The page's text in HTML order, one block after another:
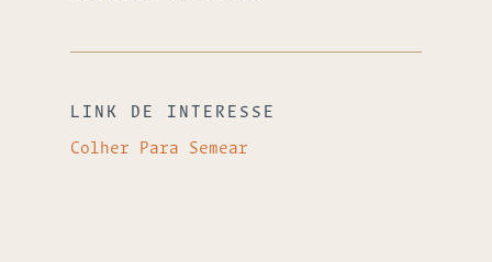
LINK DE INTERESSE
Colher Para Semear